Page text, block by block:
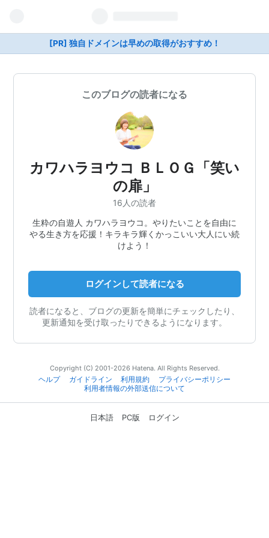
[PR] 独自ドメインは早めの取得がおすすめ！
このブログの読者になる
カワハラヨウコ ＢＬＯＧ「笑い
の扉」
16人の読者
生粋の自遊人 カワハラヨウコ。やりたいことを自由に
やる生き方を応援！キラキラ輝くかっこいい大人にい続
けよう！
ログインして読者になる
読者になると、ブログの更新を簡単にチェックしたり、
更新通知を受け取ったりできるようになります。
Copyright (C) 2001-2026 Hatena. All Rights Reserved.
ヘルプ
ガイドライン 利用規約
プライバシーポリシー
利用者情報の外部送信について
日本語 PC版 ログイン